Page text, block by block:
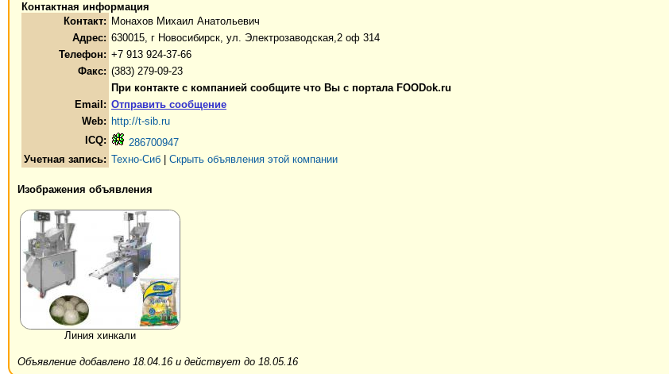
Контактная информация
Контакт: Монахов Михаил Анатольевич
Адрес: 630015, г Новосибирск, ул. Электрозаводская,2 оф 314
Телефон: +7 913 924-37-66
Факс: (383) 279-09-23
При контакте с компанией сообщите что Вы с портала FOODok.ru
Email: Отправить сообщение
Web: http://t-sib.ru
ICQ:
286700947
Учетная запись: Техно-Сиб Скрыть объявления этой компании
Изображения объявления
Линия хинкали
Объявление добавлено 18.04.16 и действует до 18.05.16